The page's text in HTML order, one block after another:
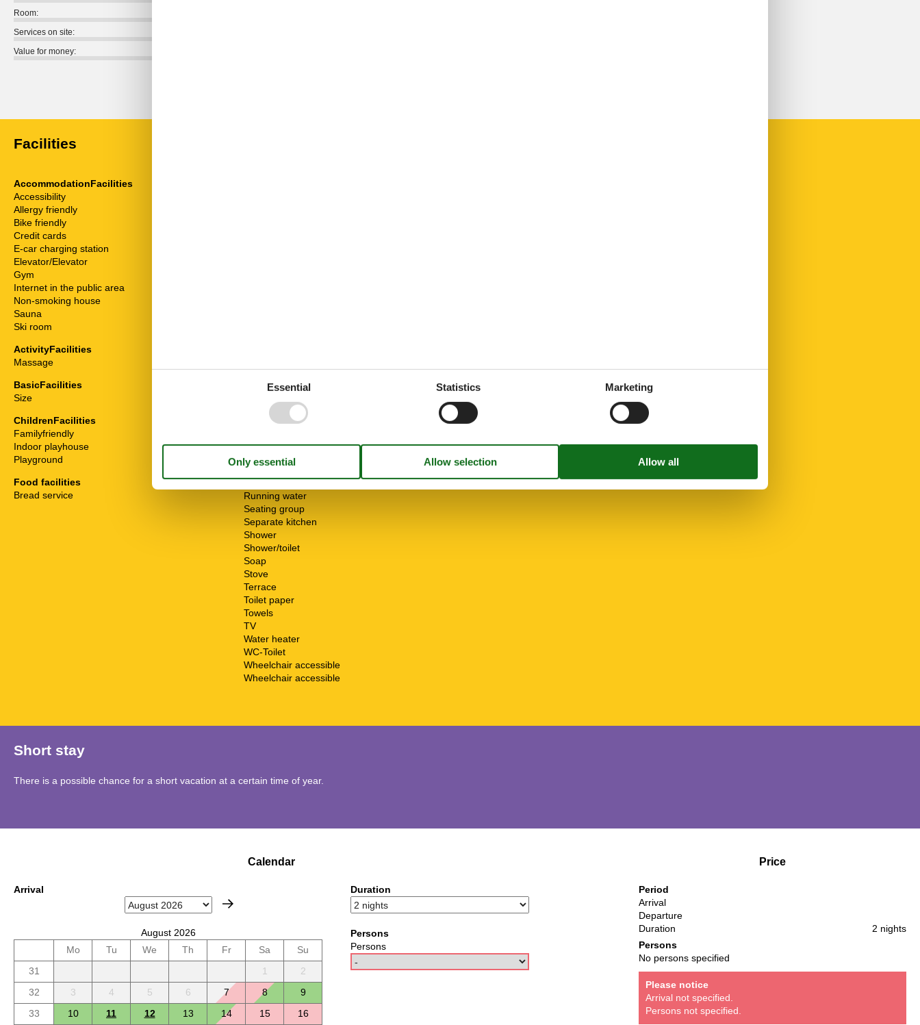
Room:
Services on site:
Value for money:
Facilities
AccommodationFacilities
Accessibility
Allergy friendly
Bike friendly
Credit cards
E-car charging station
Elevator/Elevator
Gym
Internet in the public area
Non-smoking house
Sauna
Ski room
ActivityFacilities
Massage
BasicFacilities
Size
ChildrenFacilities
Familyfriendly
Indoor playhouse
Playground
Food facilities
Bread service
Hair dryer
Heater
High chair
Mikrowelle
Non-smokers
Pets allowed or on request
Possibility of freezing
Running water
Seating group
Separate kitchen
Shower
Shower/toilet
Soap
Stove
Terrace
Toilet paper
Towels
TV
Water heater
WC-Toilet
Wheelchair accessible
Wheelchair accessible
Short stay
There is a possible chance for a short vacation at a certain time of year.
Calendar
Arrival
August 2026
Mo
Tu We Th Fr Sa
Su
31
1
2
32
3 4 5 6 7 8
9
33
10 11 12 13 14 15 16
Duration
Persons
Persons
Price
Period
Arrival
Departure
Duration
2 nights
Persons
No persons specified
Please notice
Arrival not specified.
Persons not specified.
Essential Statistics Marketing